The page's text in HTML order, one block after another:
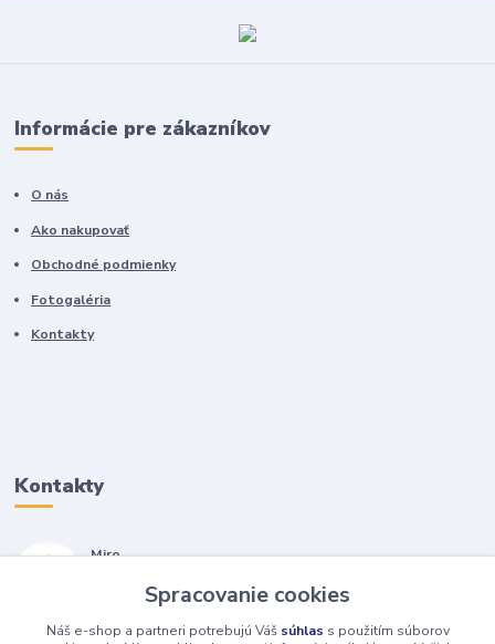
Informácie pre zákazníkov
O nás
Ako nakupovať
Obchodné podmienky
Fotogaléria
Kontakty
Kontakty
Miro
(Po-Pia, 7-17 hod.)
isopneumatiky@isopneumatiky.sk
Spracovanie cookies
Náš e-shop a partneri potrebujú Váš súhlas s použitím súborov